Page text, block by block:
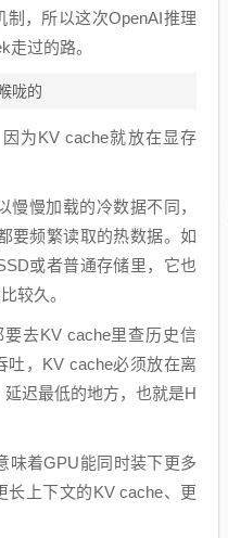
制，所以这次OpenAI推理
过的路。
咙的
为KV cache就放在显存
慢慢加载的冷数据不同，
要频繁读取的热数据。如
或者普通存储里，它也
较久。
去KV cache里查历史信
吐，KV cache必须放在离
迟最低的地方，也就是H
味着GPU能同时装下更多
长上下文的KV cache、更